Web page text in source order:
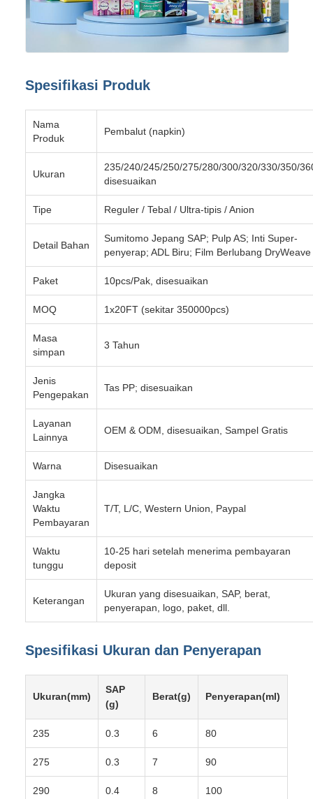
Spesifikasi Produk
Nama
Produk
Pembalut (napkin)
Ukuran
235/240/245/250/275/280/300/320/330/350/
disesuaikan
Tipe Reguler / Tebal / Ultra-tipis / Anion
Detail Bahan
Sumitomo Jepang SAP; Pulp AS; Inti Super-
penyerap; ADL Biru; Film Berlubang DryWeave
Paket 10pcs/Pak, disesuaikan
MOQ 1x20FT (sekitar 350000pcs)
Masa
simpan
3 Tahun
Jenis
Pengepakan
Tas PP; disesuaikan
Layanan
Lainnya
OEM & ODM, disesuaikan, Sampel Gratis
Warna Disesuaikan
Jangka
Waktu
Pembayaran
T/T, L/C, Western Union, Paypal
Waktu
tunggu
10-25 hari setelah menerima pembayaran
deposit
Keterangan
Ukuran yang disesuaikan, SAP, berat,
penyerapan, logo, paket, dll.
Spesifikasi Ukuran dan Penyerapan
Ukuran(mm)
SAP
(g)
Berat(g) Penyerapan(ml)
235 0.3 6 80
275 0.3 7 90
290 0.4 8 100